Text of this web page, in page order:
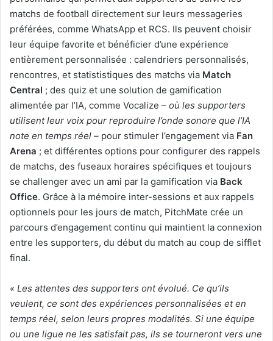
matchs de football directement sur leurs messageries
préférées, comme WhatsApp et RCS. Ils peuvent choisir
leur équipe favorite et bénéficier d’une expérience
entièrement personnalisée : calendriers personnalisés,
rencontres, et statististiques des matchs via Match
Central ; des quiz et une solution de gamification
alimentée par l’IA, comme Vocalize – où les supporters
utilisent leur voix pour reproduire l’onde sonore que l’IA
note en temps réel – pour stimuler l’engagement via Fan
Arena ; et différentes options pour configurer des rappels
de matchs, des fuseaux horaires spécifiques et toujours
se challenger avec un ami par la gamification via Back
Office. Grâce à la mémoire inter-sessions et aux rappels
optionnels pour les jours de match, PitchMate crée un
parcours d’engagement continu qui maintient la connexion
entre les supporters, du début du match au coup de sifflet
final.
« Les attentes des supporters ont évolué. Ce qu’ils
veulent, ce sont des expériences personnalisées et en
temps réel, selon leurs propres modalités. Si une équipe
ou une ligue ne les satisfait pas, ils se tourneront vers une